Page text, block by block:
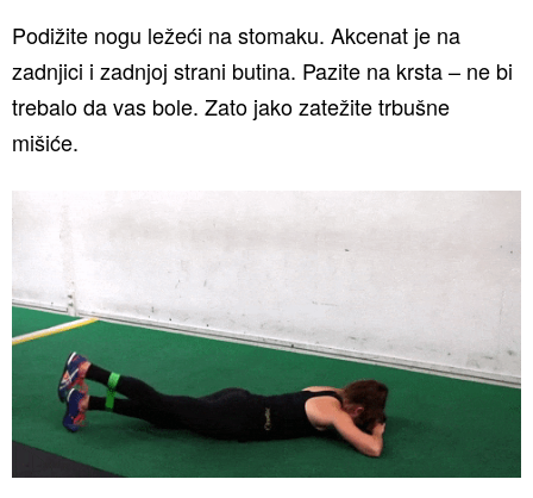
Podižite nogu ležeći na stomaku. Akcenat je na
zadnjici i zadnjoj strani butina. Pazite na krsta – ne bi
trebalo da vas bole. Zato jako zatežite trbušne
mišiće.